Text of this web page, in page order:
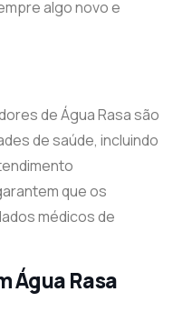
algo novo e
de Água Rasa são
de saúde, incluindo
que os
médicos de
Água Rasa